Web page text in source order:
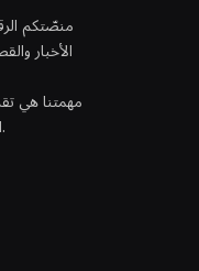
الأخبار
مهمتنا هي
اطلاع وتمكّنهم وتربطهم بكل ما يحدث من حولهم.